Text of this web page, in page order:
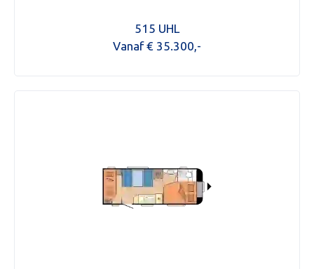
515 UHL
Vanaf € 35.300,-